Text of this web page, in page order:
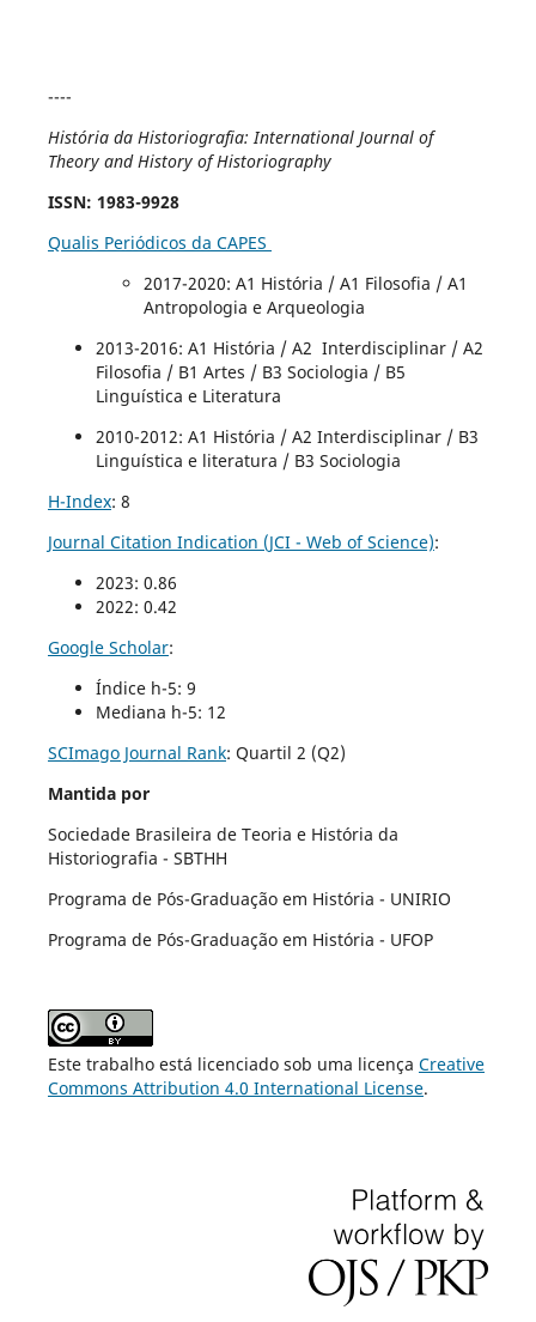
----
História da Historiografia: International Journal of
Theory and History of Historiography
ISSN: 1983-9928
Qualis Periódicos da CAPES
2017-2020: A1 História / A1 Filosofia / A1
Antropologia e Arqueologia
2013-2016: A1 História / A2 Interdisciplinar / A2
Filosofia / B1 Artes / B3 Sociologia / B5
Linguística e Literatura
2010-2012: A1 História / A2 Interdisciplinar / B3
Linguística e literatura / B3 Sociologia
H-Index: 8
Journal Citation Indication (JCI - Web of Science):
2023: 0.86
2022: 0.42
Google Scholar:
Índice h-5: 9
Mediana h-5: 12
SCImago Journal Rank: Quartil 2 (Q2)
Mantida por
Sociedade Brasileira de Teoria e História da
Historiografia - SBTHH
Programa de Pós-Graduação em História - UNIRIO
Programa de Pós-Graduação em História - UFOP
Este trabalho está licenciado sob uma licença Creative
Commons Attribution 4.0 International License.